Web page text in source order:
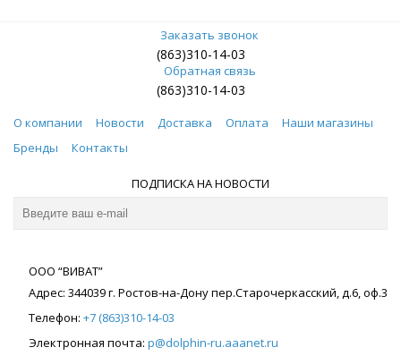
Заказать звонок
(863)310-14-03
Обратная связь
(863)310-14-03
О компании Новости Доставка Оплата
Наши магазины
Бренды
Контакты
ПОДПИСКА НА НОВОСТИ
ООО “ВИВАТ”
Адрес: 344039г. Ростов-на-Донупер.Старочеркасский, д.6, оф.3
Телефон: +7 (863)310-14-03
Электронная почта: p@dolphin-ru.aaanet.ru